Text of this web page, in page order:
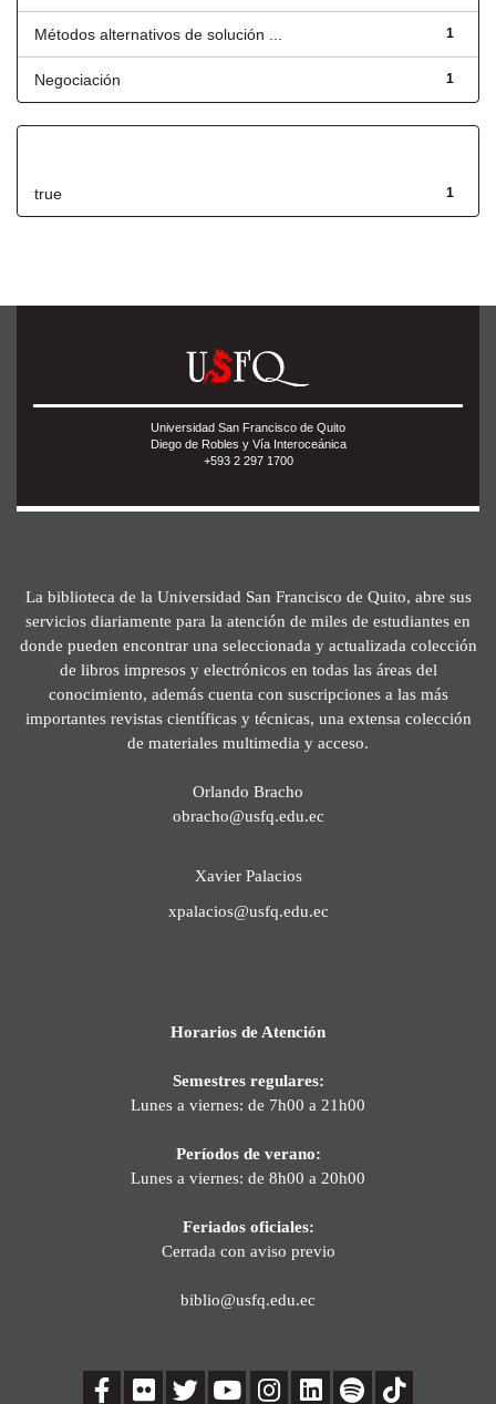
1
Métodos alternativos de solución ...
1
Negociación
1
true
Universidad San Francisco de Quito
Diego de Robles y Vía Interoceánica
+593 2 297 1700
La biblioteca de la Universidad San Francisco de Quito, abre sus
servicios diariamente para la atención de miles de estudiantes en
donde pueden encontrar una seleccionada y actualizada colección
de libros impresos y electrónicos en todas las áreas del
conocimiento, además cuenta con suscripciones a las más
importantes revistas científicas y técnicas, una extensa colección
de materiales multimedia y acceso.
Orlando Bracho
obracho@usfq.edu.ec
Xavier Palacios
xpalacios@usfq.edu.ec
Horarios de Atención
Semestres regulares:
Lunes a viernes: de 7h00 a 21h00
Períodos de verano:
Lunes a viernes: de 8h00 a 20h00
Feriados oficiales:
Cerrada con aviso previo
biblio@usfq.edu.ec